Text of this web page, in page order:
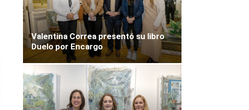
Valentina Correa presentó su libro
Duelo por Encargo